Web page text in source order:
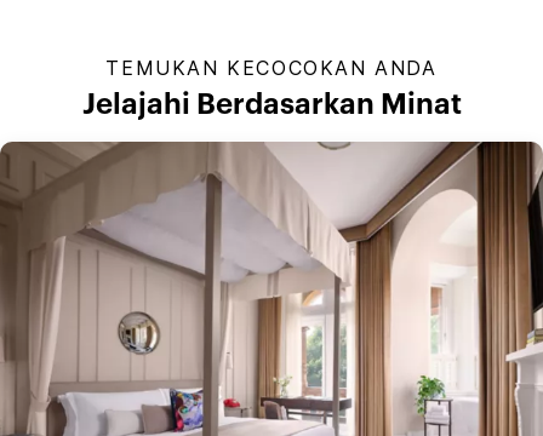
TEMUKAN KECOCOKAN ANDA
Jelajahi Berdasarkan Minat